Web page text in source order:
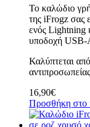
Το καλώδιο
της iFrogz σας
ενός Lightning
υποδοχή USB-
Καλύπτεται
16,90€
Προσθήκη στο